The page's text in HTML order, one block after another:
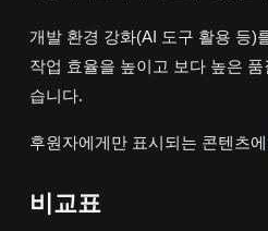
개발 환경 강화(AI 도구 활용 등)
작업 효율을 높이고 보다 높은
습니다.
후원자에게만 표시되는 콘텐츠
비교표